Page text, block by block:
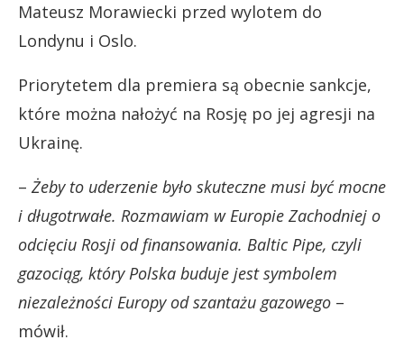
Mateusz Morawiecki przed wylotem do
Londynu i Oslo.
Priorytetem dla premiera są obecnie sankcje,
które można nałożyć na Rosję po jej agresji na
Ukrainę.
– Żeby to uderzenie było skuteczne musi być mocne
i długotrwałe. Rozmawiam w Europie Zachodniej o
odcięciu Rosji od finansowania. Baltic Pipe, czyli
gazociąg, który Polska buduje jest symbolem
niezależności Europy od szantażu gazowego –
mówił.